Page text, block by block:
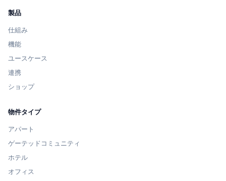
製品
仕組み
機能
ユースケース
連携
ショップ
物件タイプ
アパート
ゲーテッドコミュニティ
ホテル
オフィス